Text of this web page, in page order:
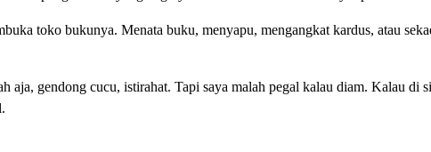
toko bukunya. Menata buku, menyapu, mengangkat kardus, atau
aja, gendong cucu, istirahat. Tapi saya malah pegal kalau diam. Kalau di